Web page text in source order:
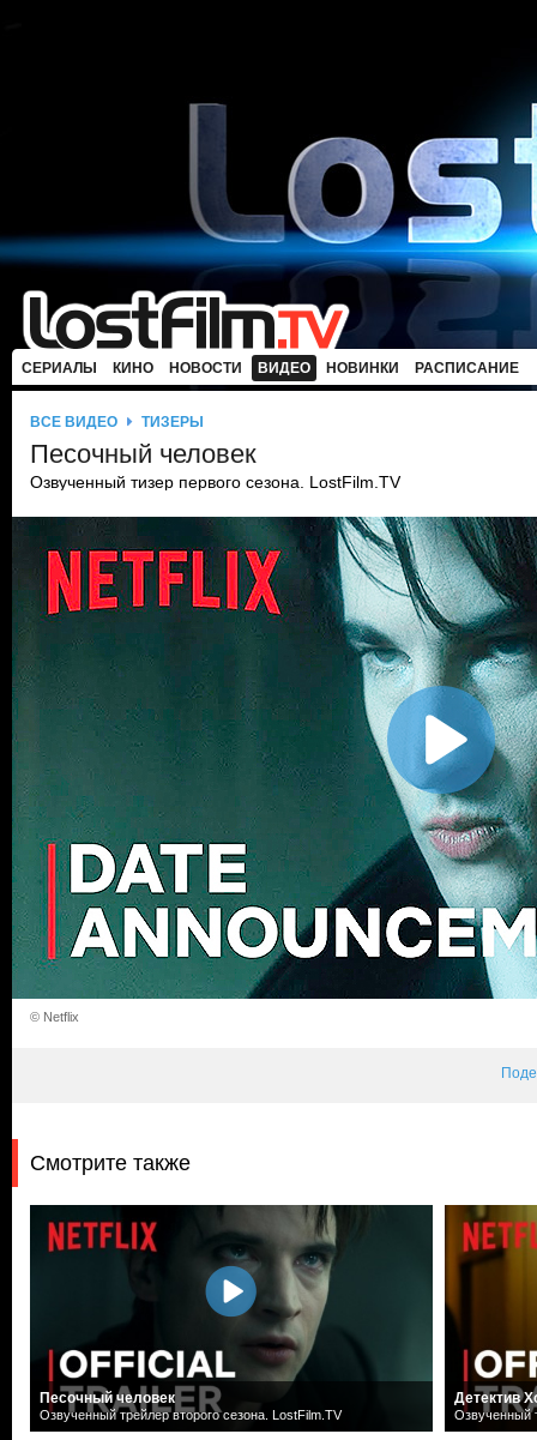
СЕРИАЛЫ КИНО НОВОСТИ ВИДЕО НОВИНКИ РАСПИСАНИЕ
ВСЕ ВИДЕО ТИЗЕРЫ
Песочный человек
Озвученный тизер первого сезона. LostFilm.TV
© Netflix
Смотрите также
Песочный человек
Озвученный трейлер второго сезона. LostFilm.TV
Детектив
Озвученный